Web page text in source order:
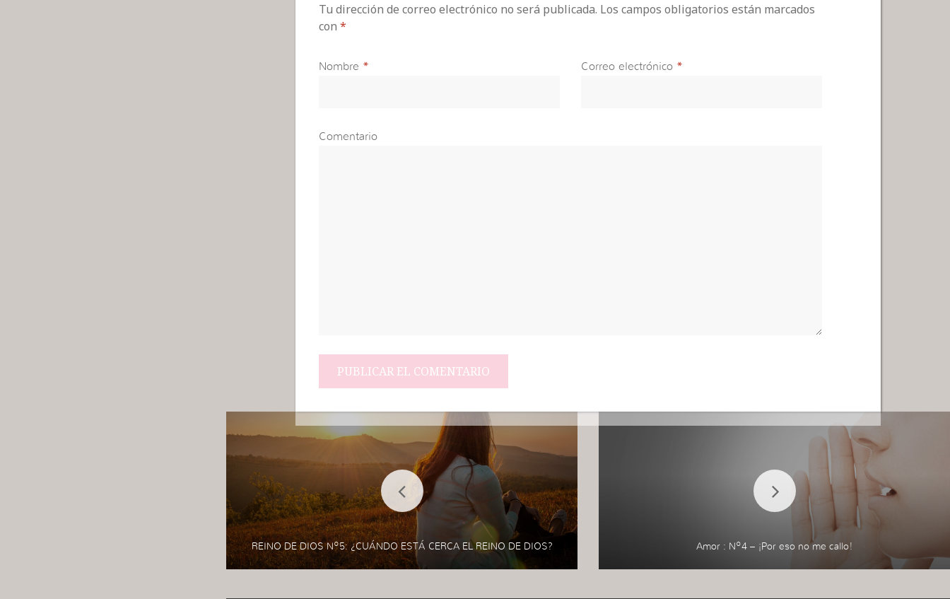
Tu dirección de correo electrónico no será publicada. Los campos obligatorios están marcados
con *
Nombre * Correo electrónico *
Comentario
REINO DE DIOS Nº5: ¿CUÁNDO ESTÁ CERCA EL REINO DE DIOS? Amor : Nº4 – ¡Por eso no me callo!